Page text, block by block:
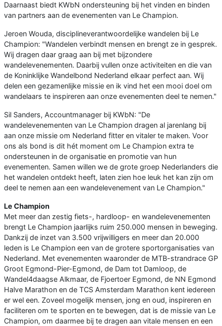
Daarnaast biedt KWbN ondersteuning bij het vinden en binden
van partners aan de evenementen van Le Champion.
Jeroen Wouda, disciplineverantwoordelijke wandelen bij Le
Champion: "Wandelen verbindt mensen en brengt ze in gesprek.
Wij dragen daar graag aan bij met bijzondere
wandelevenementen. Daarbij vullen onze activiteiten en die van
de Koninklijke Wandelbond Nederland elkaar perfect aan. Wij
delen een gezamenlijke missie en ik vind het een mooi doel om
wandelaars te inspireren aan onze evenementen deel te nemen."
Sil Sanders, Accountmanager bij KWbN: "De
wandelevenementen van Le Champion dragen al jarenlang bij
aan onze missie om Nederland fitter en vitaler te maken. Voor
ons als bond is dit hét moment om Le Champion extra te
ondersteunen in de organisatie en promotie van hun
evenementen. Samen willen we de grote groep Nederlanders die
het wandelen ontdekt heeft, laten zien hoe leuk het kan zijn om
deel te nemen aan een wandelevenement van Le Champion."
Le Champion
Met meer dan zestig fiets-, hardloop- en wandelevenementen
brengt Le Champion jaarlijks ruim 250.000 mensen in beweging.
Dankzij de inzet van 3.500 vrijwilligers en meer dan 20.000
leden is Le Champion een van de grotere sportorganisaties van
Nederland. Met evenementen waaronder de MTB-strandrace GP
Groot Egmond-Pier-Egmond, de Dam tot Damloop, de
Wandel4daagse Alkmaar, de Fjoertoer Egmond, de NN Egmond
Halve Marathon en de TCS Amsterdam Marathon kent iedereen
er wel een. Zoveel mogelijk mensen, jong en oud, inspireren en
faciliteren om te sporten en te bewegen, dat is de missie van Le
Champion, om daarmee bij te dragen aan vitale mensen en een